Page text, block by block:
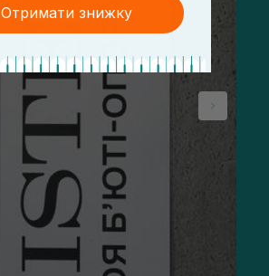
Отримати знижку